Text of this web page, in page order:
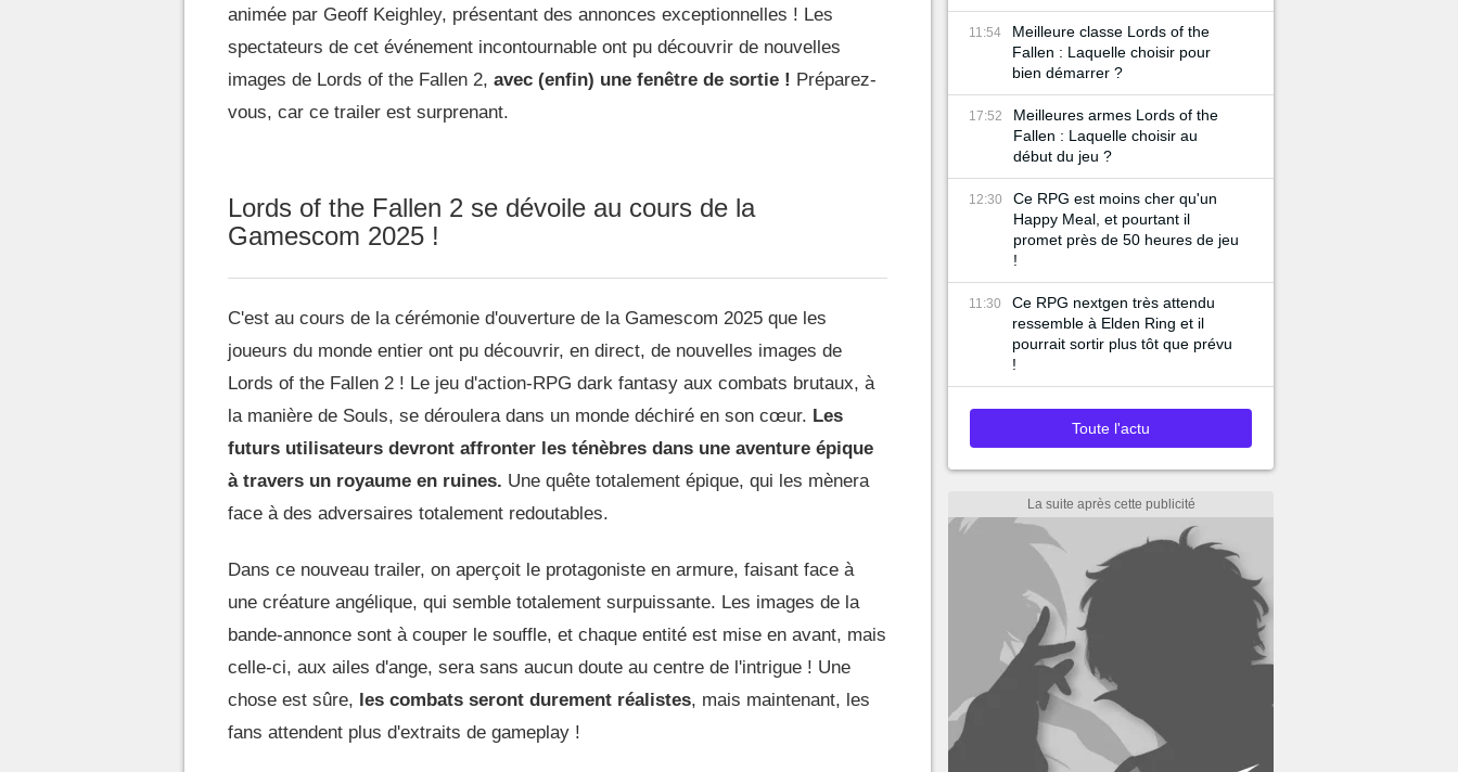
animée par Geoff Keighley, présentant des annonces exceptionnelles ! Les
spectateurs de cet événement incontournable ont pu découvrir de nouvelles
images de Lords of the Fallen 2, avec (enfin) une fenêtre de sortie ! Préparez-
vous, car ce trailer est surprenant.
Lords of the Fallen 2 se dévoile au cours de la
Gamescom 2025 !
C'est au cours de la cérémonie d'ouverture de la Gamescom 2025 que les
joueurs du monde entier ont pu découvrir, en direct, de nouvelles images de
Lords of the Fallen 2 ! Le jeu d'action-RPG dark fantasy aux combats brutaux, à
la manière de Souls, se déroulera dans un monde déchiré en son cœur. Les
futurs utilisateurs devront affronter les ténèbres dans une aventure épique
à travers un royaume en ruines. Une quête totalement épique, qui les mènera
face à des adversaires totalement redoutables.
Dans ce nouveau trailer, on aperçoit le protagoniste en armure, faisant face à
une créature angélique, qui semble totalement surpuissante. Les images de la
bande-annonce sont à couper le souffle, et chaque entité est mise en avant, mais
celle-ci, aux ailes d'ange, sera sans aucun doute au centre de l'intrigue ! Une
chose est sûre, les combats seront durement réalistes, mais maintenant, les
fans attendent plus d'extraits de gameplay !
euros sur Steam
11:54
Meilleure classe Lords of the
Fallen : Laquelle choisir pour
bien démarrer ?
17:52
Meilleures armes Lords of the
Fallen : Laquelle choisir au
début du jeu ?
12:30
Ce RPG est moins cher qu'un
Happy Meal, et pourtant il
promet près de 50 heures de jeu
!
11:30
Ce RPG nextgen très attendu
ressemble à Elden Ring et il
pourrait sortir plus tôt que prévu
!
Toute l'actu